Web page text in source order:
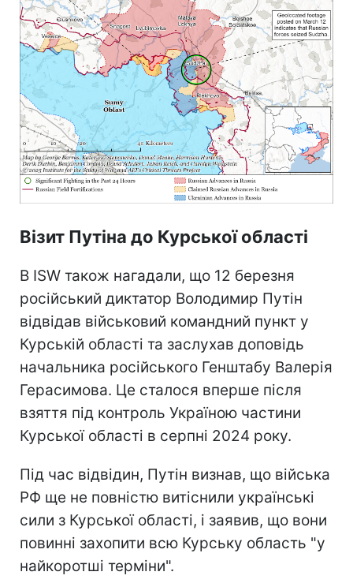
Візит Путіна до Курської області
В ISW також нагадали, що 12 березня
російський диктатор Володимир Путін
відвідав військовий командний пункт у
Курській області та заслухав доповідь
начальника російського Генштабу Валерія
Герасимова. Це сталося вперше після
взяття під контроль Україною частини
Курської області в серпні 2024 року.
Під час відвідин, Путін визнав, що війська
РФ ще не повністю витіснили українські
сили з Курської області, і заявив, що вони
повинні захопити всю Курську область "у
найкоротші терміни".